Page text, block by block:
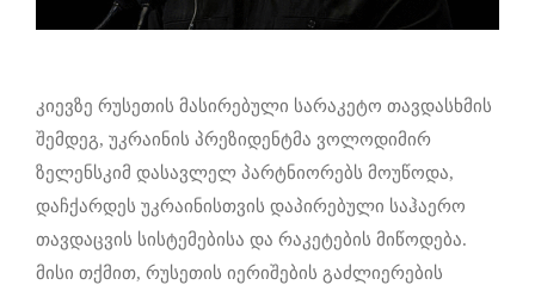
კიევზე რუსეთის მასირებული სარაკეტო თავდასხმის
შემდეგ, უკრაინის პრეზიდენტმა ვოლოდიმირ
ზელენსკიმ დასავლელ პარტნიორებს მოუწოდა,
დაჩქარდეს უკრაინისთვის დაპირებული საჰაერო
თავდაცვის სისტემებისა და რაკეტების მიწოდება.
მისი თქმით, რუსეთის იერიშების გაძლიერების